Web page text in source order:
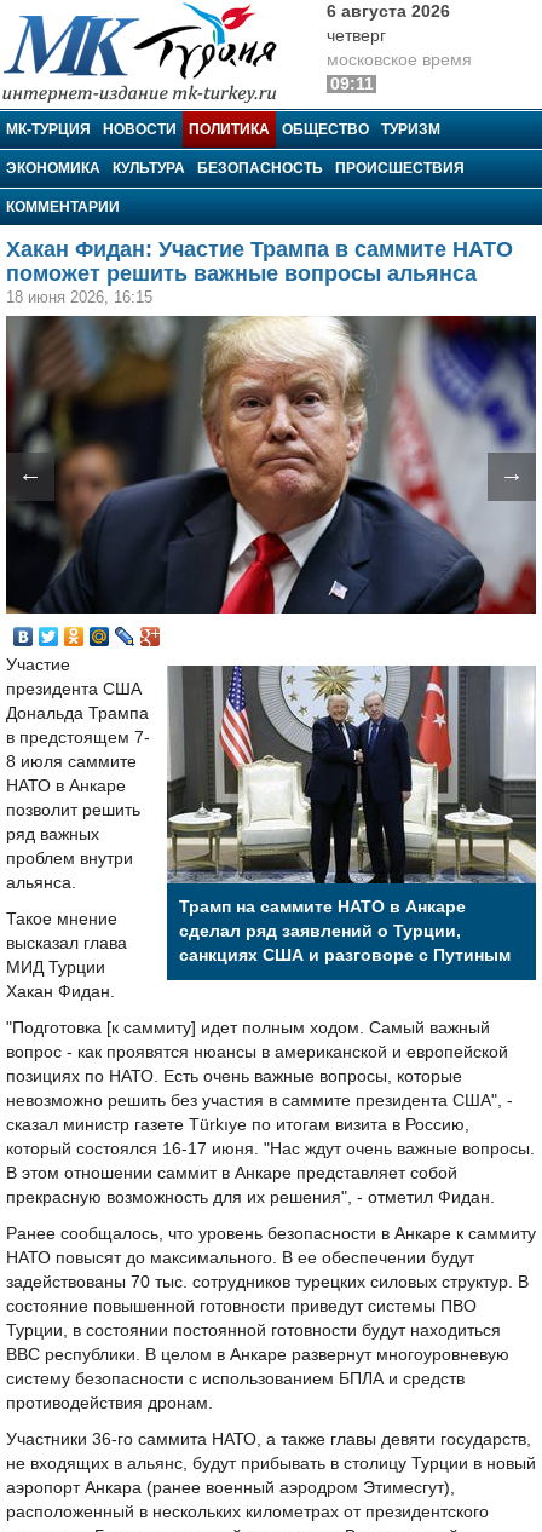
МК-Турция
6 августа 2026
четверг
московское время
09:11
МК-ТУРЦИЯ НОВОСТИ ПОЛИТИКА ОБЩЕСТВО ТУРИЗМ
ЭКОНОМИКА КУЛЬТУРА БЕЗОПАСНОСТЬ ПРОИСШЕСТВИЯ
КОММЕНТАРИИ
Хакан Фидан: Участие Трампа в саммите НАТО
поможет решить важные вопросы альянса
18 июня 2026, 16:15
← →
Трамп на саммите НАТО в Анкаре
сделал ряд заявлений о Турции,
санкциях США и разговоре с Путиным
Участие
президента США
Дональда Трампа
в предстоящем 7-
8 июля саммите
НАТО в Анкаре
позволит решить
ряд важных
проблем внутри
альянса.
Такое мнение
высказал глава
МИД Турции
Хакан Фидан.
"Подготовка [к саммиту] идет полным ходом. Самый важный
вопрос - как проявятся нюансы в американской и европейской
позициях по НАТО. Есть очень важные вопросы, которые
невозможно решить без участия в саммите президента США", -
сказал министр газете Türkıye по итогам визита в Россию,
который состоялся 16-17 июня. "Нас ждут очень важные вопросы.
В этом отношении саммит в Анкаре представляет собой
прекрасную возможность для их решения", - отметил Фидан.
Ранее сообщалось, что уровень безопасности в Анкаре к саммиту
НАТО повысят до максимального. В ее обеспечении будут
задействованы 70 тыс. сотрудников турецких силовых структур. В
состояние повышенной готовности приведут системы ПВО
Турции, в состоянии постоянной готовности будут находиться
ВВС республики. В целом в Анкаре развернут многоуровневую
систему безопасности с использованием БПЛА и средств
противодействия дронам.
Участники 36-го саммита НАТО, а также главы девяти государств,
не входящих в альянс, будут прибывать в столицу Турции в новый
аэропорт Анкара (ранее военный аэродром Этимесгут),
расположенный в нескольких километрах от президентского